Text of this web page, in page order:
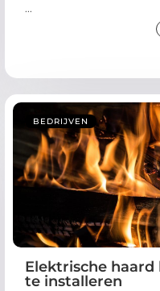
...
BEDRIJVEN
Elektrische
te installeren